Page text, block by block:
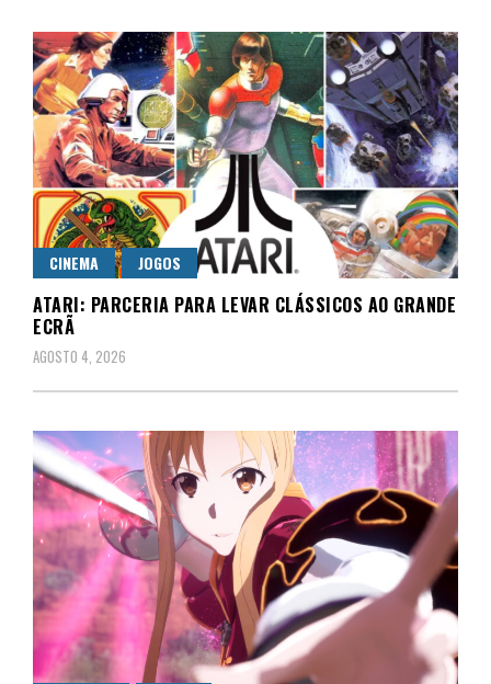
CINEMA JOGOS
ATARI: PARCERIA PARA LEVAR CLÁSSICOS AO GRANDE
ECRÃ
AGOSTO 4, 2026